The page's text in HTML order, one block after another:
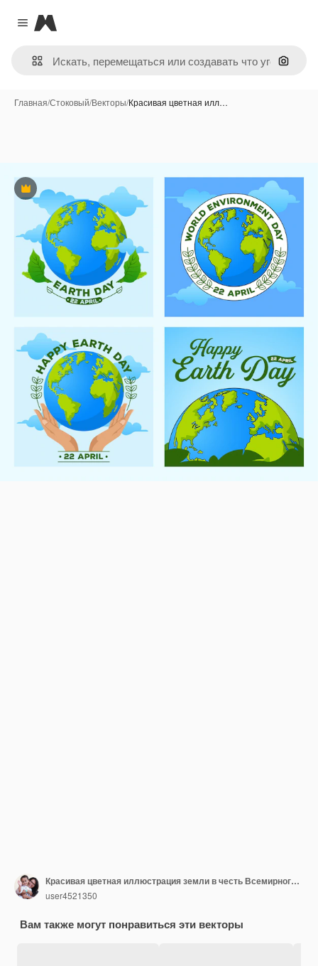
Close menu
Magnific
Поиск
Главная/Стоковый/Векторы/Красивая цветная илл…
Премиум
Красивая цветная иллюстрация земли в честь Всемирного дня земли
user4521350
Вам также могут понравиться эти векторы